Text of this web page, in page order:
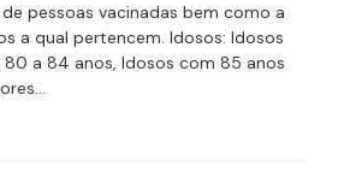
pessoas vacinadas bem como a
a qual pertencem. Idosos: Idosos
80 a 84 anos, Idosos com 85 anos